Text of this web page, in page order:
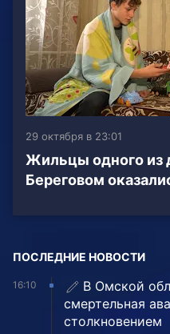
29 октября в 23:01
Жильцы одного из
Береговом
ПОСЛЕДНИЕ НОВОСТИ
16:10
В Омской
смертельная
столкновением